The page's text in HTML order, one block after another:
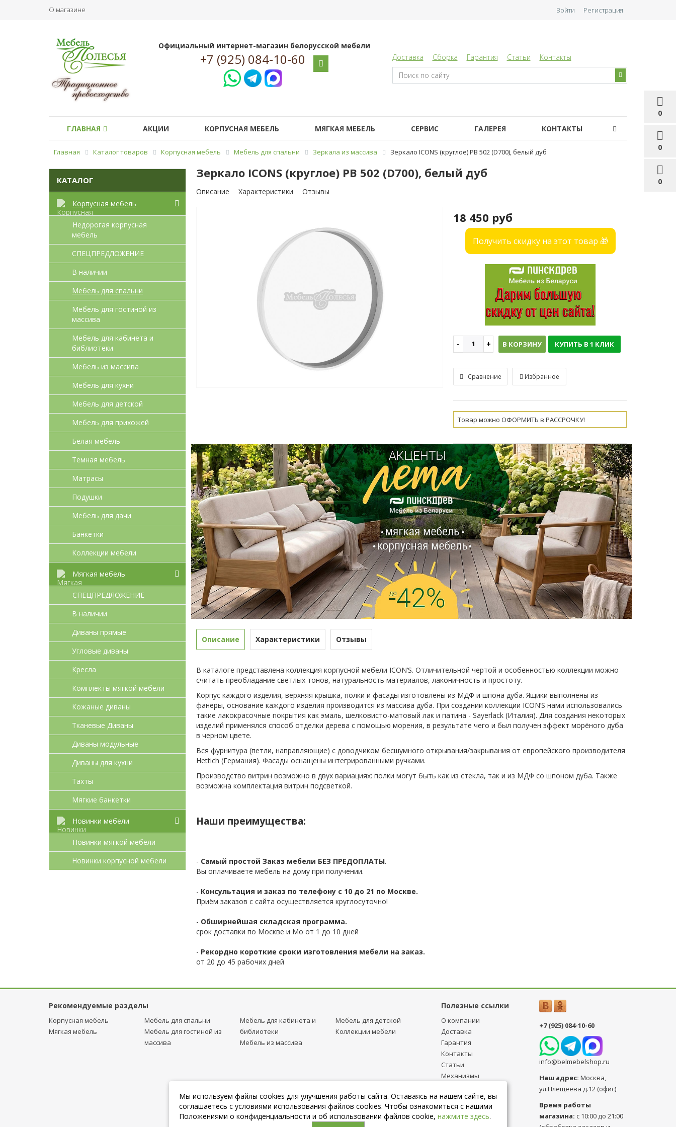
О магазине
0
0
0
Войти Регистрация
Официальный интернет-магазин белорусской мебели
+7 (925) 084-10-60 Доставка Сборка Гарантия Статьи Контакты
ГЛАВНАЯ АКЦИИ КОРПУСНАЯ МЕБЕЛЬ МЯГКАЯ МЕБЕЛЬ СЕРВИС ГАЛЕРЕЯ КОНТАКТЫ
Главная Каталог товаров Корпусная мебель Мебель для спальни Зеркала из массива Зеркало ICONS (круглое) РВ 502 (D700), белый дуб
КАТАЛОГ
Корпусная мебель
Недорогая корпусная
мебель
СПЕЦПРЕДЛОЖЕНИЕ
В наличии
Мебель для спальни
Мебель для гостиной из
массива
Мебель для кабинета и
библиотеки
Мебель из массива
Мебель для кухни
Мебель для детcкой
Мебель для прихожей
Белая мебель
Темная мебель
Матрасы
Подушки
Мебель для дачи
Банкетки
Коллекции мебели
Мягкая мебель
СПЕЦПРЕДЛОЖЕНИЕ
В наличии
Диваны прямые
Угловые диваны
Кресла
Комплекты мягкой мебели
Кожаные диваны
Тканевые Диваны
Диваны модульные
Диваны для кухни
Тахты
Мягкие банкетки
Новинки мебели
Новинки мягкой мебели
Новинки корпусной мебели
Зеркало ICONS (круглое) РВ 502 (D700), белый дуб
Описание Характеристики Отзывы
18 450 руб
Получить скидку на этот товар 🎁
В КОРЗИНУ КУПИТЬ В 1 КЛИК
Сравнение Избранное
Товар можно ОФОРМИТЬ в РАССРОЧКУ!
Описание Характеристики Отзывы
В каталоге представлена коллекция корпусной мебели ICON’S. Отличительной чертой и особенностью коллекции можно
считать преобладание светлых тонов, натуральность материалов, лаконичность и простоту.
Корпус каждого изделия, верхняя крышка, полки и фасады изготовлены из МДФ и шпона дуба. Ящики выполнены из
фанеры, основание каждого изделия производится из массива дуба. При создании коллекции ICON’S нами использовались
такие лакокрасочные покрытия как эмаль, шелковисто-матовый лак и патина - Sayerlack (Италия). Для создания некоторых
изделий применялся способ отделки дерева с помощью морения, в результате чего и был получен эффект морёного дуба
в черном цвете.
Вся фурнитура (петли, направляющие) с доводчиком бесшумного открывания/закрывания от европейского производителя
Hettich (Германия). Фасады оснащены интегрированными ручками.
Производство витрин возможно в двух вариациях: полки могут быть как из стекла, так и из МДФ со шпоном дуба. Также
возможна комплектация витрин подсветкой.
Наши преимущества:
- Самый простой Заказ мебели БЕЗ ПРЕДОПЛАТЫ.
Вы оплачиваете мебель на дому при получении.
- Консультация и заказ по телефону с 10 до 21 по Москве.
Приём заказов с сайта осуществляется круглосуточно!
- Обширнейшая складская программа.
срок доставки по Москве и Мо от 1 до 10 дней
- Рекордно короткие сроки изготовления мебели на заказ.
от 20 до 45 рабочих дней
Рекомендуемые разделы Полезные ссылки
Корпусная мебель
Мягкая мебель
Мебель для спальни
Мебель для гостиной из
массива
Мебель для кабинета и
библиотеки
Мебель из массива
Мебель для детcкой
Коллекции мебели
О компании
Доставка
Гарантия
Контакты
Статьи
Механизмы
Публичная оферта
+7 (925) 084-10-60
info@belmebelshop.ru
Наш адрес: Москва,
ул.Плещеева д.12 (офис)
Время работы
магазина: с 10:00 до 21:00
Мы используем файлы cookies для улучшения работы сайта. Оставаясь на нашем сайте, вы
соглашаетесь с условиями использования файлов cookies. Чтобы ознакомиться с нашими
Положениями о конфиденциальности и об использовании файлов cookie, нажмите здесь.